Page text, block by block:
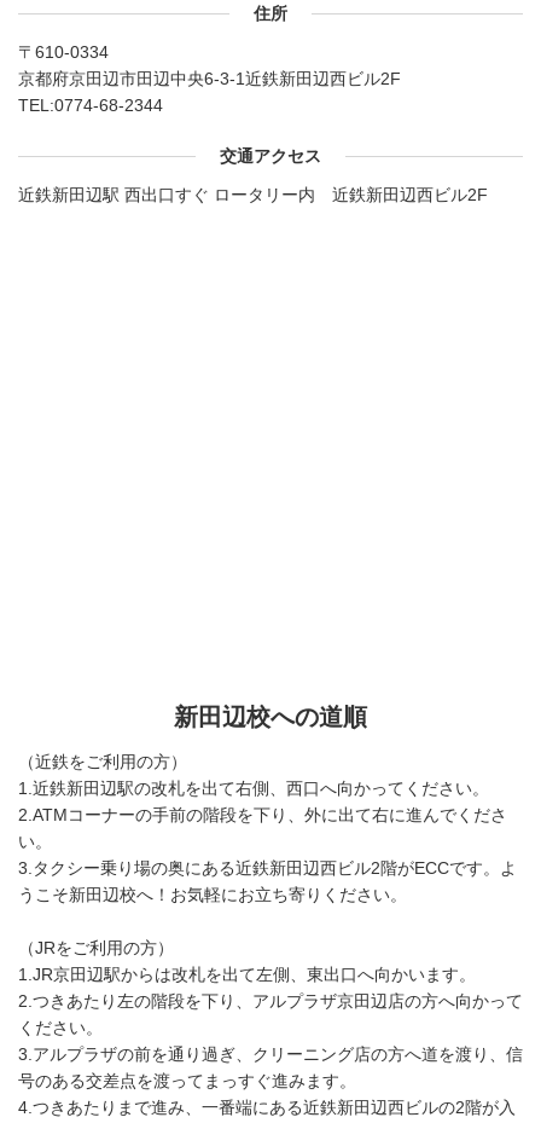
住所
〒610-0334
京都府京田辺市田辺中央6-3-1近鉄新田辺西ビル2F
TEL:0774-68-2344
交通アクセス
近鉄新田辺駅 西出口すぐ ロータリー内 近鉄新田辺西ビル2F
新田辺校への道順
（近鉄をご利用の方）
1.近鉄新田辺駅の改札を出て右側、西口へ向かってください。
2.ATMコーナーの手前の階段を下り、外に出て右に進んでくださ
い。
3.タクシー乗り場の奥にある近鉄新田辺西ビル2階がECCです。よ
うこそ新田辺校へ！お気軽にお立ち寄りください。
（JRをご利用の方）
1.JR京田辺駅からは改札を出て左側、東出口へ向かいます。
2.つきあたり左の階段を下り、アルプラザ京田辺店の方へ向かって
ください。
3.アルプラザの前を通り過ぎ、クリーニング店の方へ道を渡り、信
号のある交差点を渡ってまっすぐ進みます。
4.つきあたりまで進み、一番端にある近鉄新田辺西ビルの2階が入